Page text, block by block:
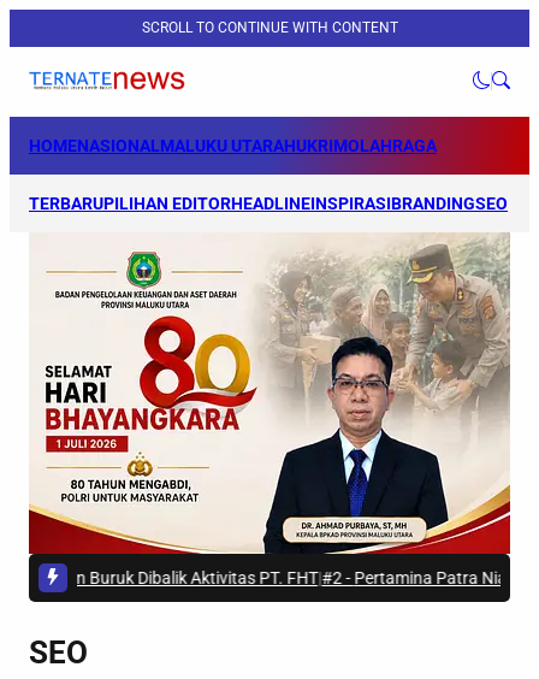
SCROLL TO CONTINUE WITH CONTENT
HOMENASIONALMALUKU UTARAHUKRIMOLAHRAGA
TERBARUPILIHAN EDITORHEADLINEINSPIRASIBRANDINGSEO
Buruk Dibalik Aktivitas PT. FHT|#2 -Pertamina Patra Niaga
SEO